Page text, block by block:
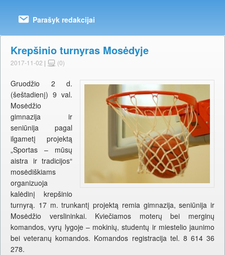
Parašyk redakcijai
Krepšinio turnyras Mosėdyje
2017-11-02 | (0)
Gruodžio 2 d.
(šeštadienį) 9 val.
Mosėdžio
gimnazija ir
seniūnija pagal
ilgametį projektą
„Sportas – mūsų
aistra ir tradicijos“
mosėdiškiams
organizuoja
kalėdinį krepšinio
turnyrą. 17 m. trunkantį projektą remia gimnazija, seniūnija ir
Mosėdžio verslininkai. Kviečiamos moterų bei merginų
komandos, vyrų lygoje – mokinių, studentų ir miestelio jaunimo
bei veteranų komandos. Komandos registracija tel. 8 614 36
278.